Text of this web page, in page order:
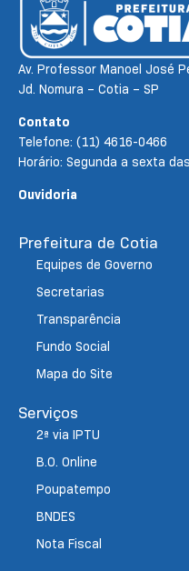
Av. Professor Manoel José
Jd. Nomura – Cotia – SP
Contato
Telefone: (11) 4616-0466
Horário: Segunda a sexta
Ouvidoria
Prefeitura de Cotia
Equipes de Governo
Secretarias
Transparência
Fundo Social
Mapa do Site
Serviços
2ª via IPTU
B.O. Online
Poupatempo
BNDES
Nota Fiscal